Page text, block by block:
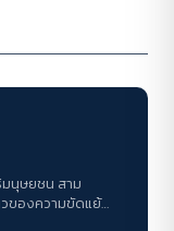
นุษยชน สาม
ของความขัดแย้ง